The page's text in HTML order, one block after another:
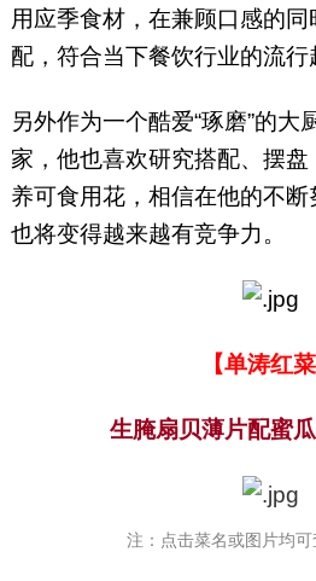
用应季食材，在兼顾口感的
配，符合当下餐饮行业的流行
另外作为一个酷爱“琢磨”的大
家，他也喜欢研究搭配、摆
养可食用花，相信在他的不
也将变得越来越有竞争力。
【单涛红菜
生腌扇贝薄片配蜜
注：点击菜名或图片均